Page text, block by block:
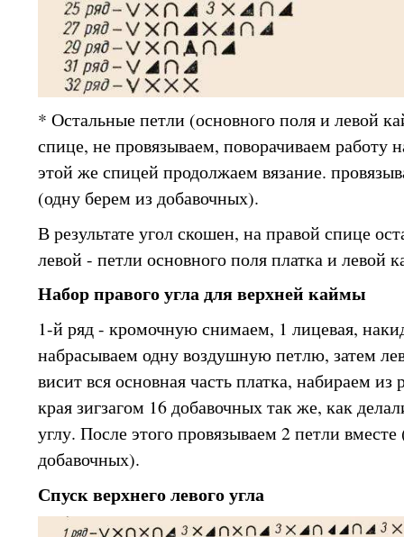
* Остальные петли (основного поля и левой
спице, не провязываем, поворачиваем работу
этой же спицей продолжаем вязание.
(одну берем из добавочных).
В результате угол скошен, на правой спице
левой - петли основного поля платка и левой
Набор правого угла для верхней каймы
1-й ряд - кромочную снимаем, 1 лицевая,
набрасываем одну воздушную петлю, затем
висит вся основная часть платка, набираем из
края зигзагом 16 добавочных так же, как
углу. После этого провязываем 2 петли
добавочных).
Спуск верхнего левого угла